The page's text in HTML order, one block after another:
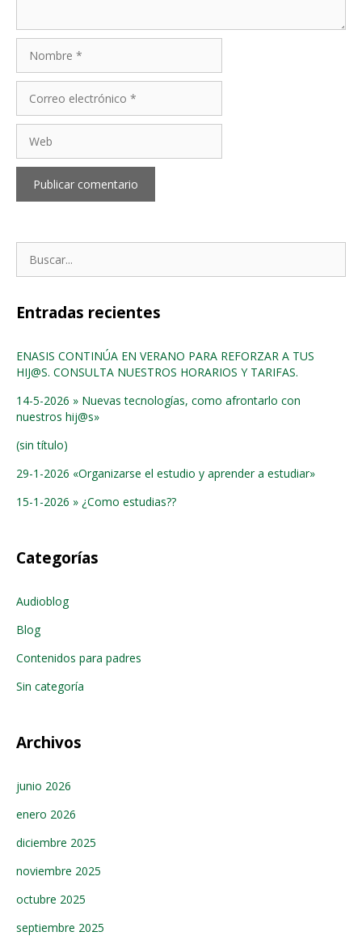
electrónico
Entradas recientes
ENASIS CONTINÚA EN VERANO PARA REFORZAR A TUS
HIJ@S. CONSULTA NUESTROS HORARIOS Y TARIFAS.
14-5-2026 » Nuevas tecnologías, como afrontarlo con
nuestros hij@s»
(sin título)
29-1-2026 «Organizarse el estudio y aprender a estudiar»
15-1-2026 » ¿Como estudias??
Categorías
Audioblog
Blog
Contenidos para padres
Sin categoría
Archivos
junio 2026
enero 2026
diciembre 2025
noviembre 2025
octubre 2025
septiembre 2025